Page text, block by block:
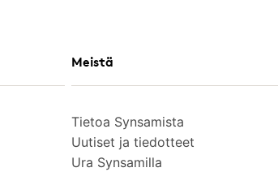
Meistä
Tietoa Synsamista
Uutiset ja tiedotteet
Ura Synsamilla